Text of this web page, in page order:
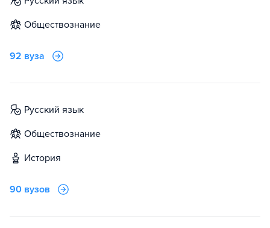
обществознание
92 вуза
русский язык
обществознание
история
90 вузов